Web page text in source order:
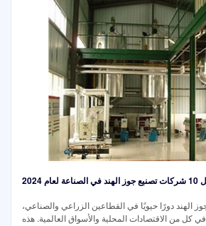
لعام 2024
الهند دورًا حيويًا في القطاعين الزراعي والصناعي،
من الاقتصادات المحلية والأسواق العالمية. هذه